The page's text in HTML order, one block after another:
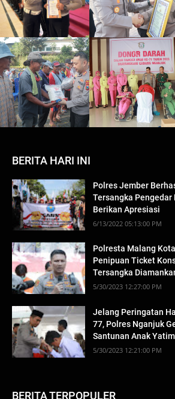
BERITA HARI INI
Polres Jember
Tersangka
Berikan Apresiasi
6/13/2022 05:13:00 PM
Polresta Malang
Penipuan Ticket
Tersangka
5/30/2023 12:27:00 PM
Jelang Peringatan
77, Polres Nganjuk
Santunan Anak Yatim
5/30/2023 12:21:00 PM
BERITA TERPOPULER